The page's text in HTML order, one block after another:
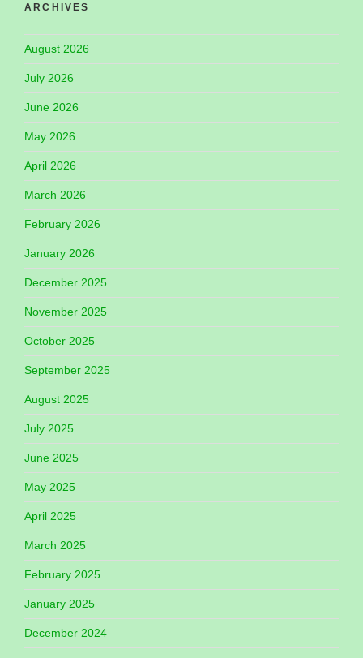
ARCHIVES
August 2026
July 2026
June 2026
May 2026
April 2026
March 2026
February 2026
January 2026
December 2025
November 2025
October 2025
September 2025
August 2025
July 2025
June 2025
May 2025
April 2025
March 2025
February 2025
January 2025
December 2024